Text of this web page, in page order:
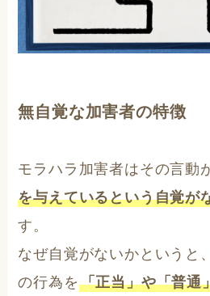
無自覚な加害者の特徴
モラハラ加害者はその言動
を与えているという自覚が
す。
なぜ自覚がないかというと
の行為を 「正当」や「普通